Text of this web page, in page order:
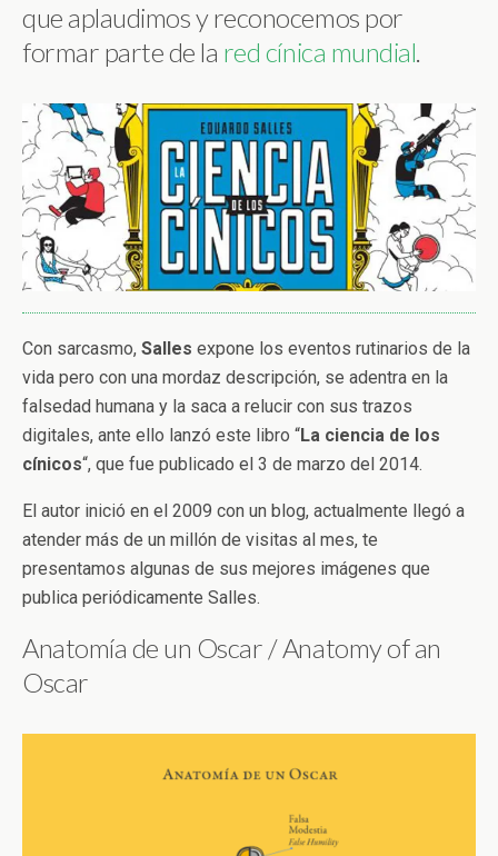
que aplaudimos y reconocemos por
formar parte de la red cínica mundial.
Con sarcasmo, Salles expone los eventos rutinarios de la
vida pero con una mordaz descripción, se adentra en la
falsedad humana y la saca a relucir con sus trazos
digitales, ante ello lanzó este libro “La ciencia de los
cínicos“, que fue publicado el 3 de marzo del 2014.
El autor inició en el 2009 con un blog, actualmente llegó a
atender más de un millón de visitas al mes, te
presentamos algunas de sus mejores imágenes que
publica periódicamente Salles.
Anatomía de un Oscar / Anatomy of an
Oscar